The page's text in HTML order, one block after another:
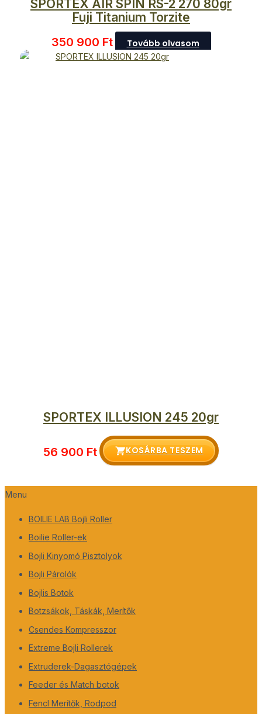
Menu
BOILIE LAB Bojli Roller
Boilie Roller-ek
Bojli Kinyomó Pisztolyok
Bojli Párolók
Bojlis Botok
Botzsákok, Táskák, Merítők
Csendes Kompresszor
Extreme Bojli Rollerek
Extruderek-Dagasztógépek
Feeder és Match botok
Fencl Merítők, Rodpod
SPORTEX AIR SPIN RS-2 270 80gr
Fuji Titanium Torzite
350 900 Ft Tovább olvasom
SPORTEX ILLUSION 245 20gr
56 900 Ft KOSÁRBA TESZEM